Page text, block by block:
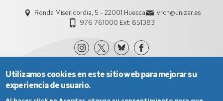
Ronda Misericordia, 5 - 22001 Huesca
vrch@unizar.es
976 761000 Ext: 851383
Utilizamos cookies en este sitio web para mejorar su
experiencia de usuario.